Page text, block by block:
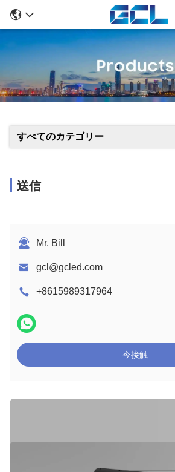
すべてのカテゴリー
送信
Mr. Bill
gcl@gcled.com
+8615989317964
今接触